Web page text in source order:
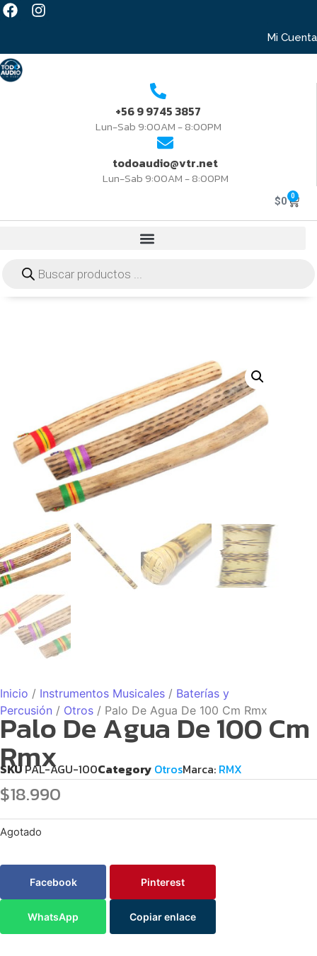
Mi Cuenta
+56 9 9745 3857
Lun-Sab 9:00AM - 8:00PM
todoaudio@vtr.net
Lun-Sab 9:00AM - 8:00PM
$0 0
Inicio / Instrumentos Musicales / Baterías y
Percusión / Otros / Palo De Agua De 100 Cm Rmx
Palo De Agua De 100 Cm
Rmx
SKUPAL-AGU-100Category OtrosMarca: RMX
$18.990
Agotado
Facebook Pinterest
WhatsApp Copiar enlace